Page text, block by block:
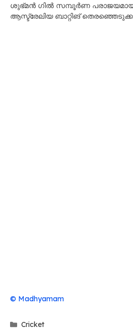
ശുഭ്മൻ ഗിൽ സമ്പൂർണ
ആസ്ട്രേലിയ ബാറ്റിങ്
© Madhyamam
Categories
Cricket